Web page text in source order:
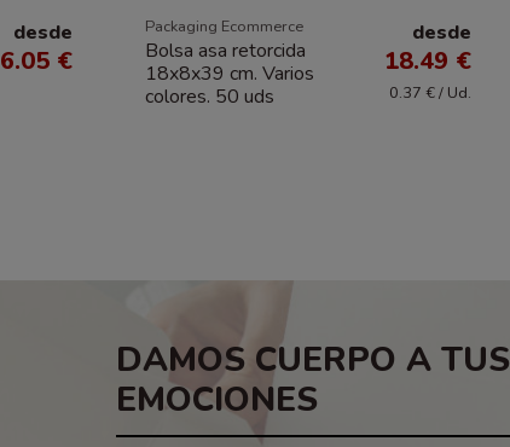
desde
6.05 €
Packaging Ecommerce
Bolsa asa retorcida
18x8x39 cm. Varios
colores. 50 uds
desde
18.49 €
0.37 € / Ud.
DAMOS CUERPO A TUS
EMOCIONES